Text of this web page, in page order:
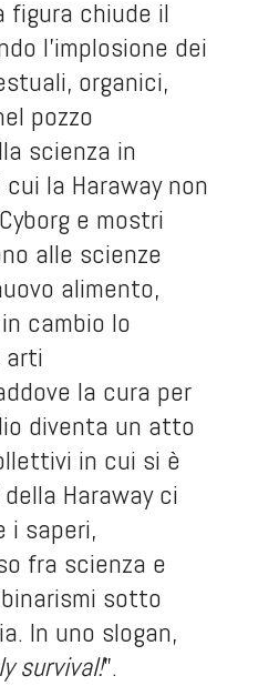
figura chiude il
l’implosione dei
organici,
pozzo
scienza in
la Haraway non
e mostri
alle scienze
alimento,
cambio lo
arti
la cura per
diventa un atto
in cui si è
Haraway ci
i saperi,
fra scienza e
sotto
In uno slogan,
survival!”.